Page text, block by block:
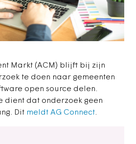
Markt (ACM) blijft bij zijn
te doen naar gemeenten
open source delen.
dient dat onderzoek geen
Dit meldt AG Connect.